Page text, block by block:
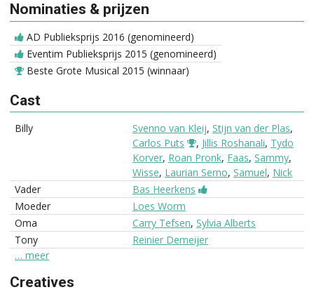
Nominaties & prijzen
AD Publieksprijs 2016 (genomineerd)
Eventim Publieksprijs 2015 (genomineerd)
Beste Grote Musical 2015 (winnaar)
Cast
Billy Svenno van Kleij, Stijn van der Plas,
Carlos Puts
, Jillis Roshanali, Tydo
Korver, Roan Pronk, Faas, Sammy,
Wisse, Laurian Serno, Samuel, Nick
Vader
Bas Heerkens
Moeder
Loes Worm
Oma
Carry Tefsen, Sylvia Alberts
Tony
Reinier Demeijer
… meer
Creatives